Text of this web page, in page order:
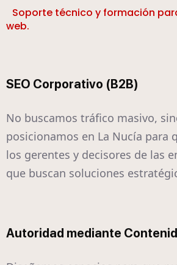
Soporte técnico y formación
web.
SEO Corporativo (B2B)
No buscamos tráfico masivo,
posicionamos en La Nucía para
los gerentes y decisores de las
que buscan soluciones
Autoridad mediante